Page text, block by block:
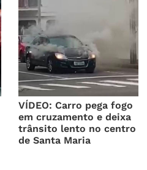
VÍDEO: Carro pega fogo
em cruzamento e deixa
trânsito lento no centro
de Santa Maria